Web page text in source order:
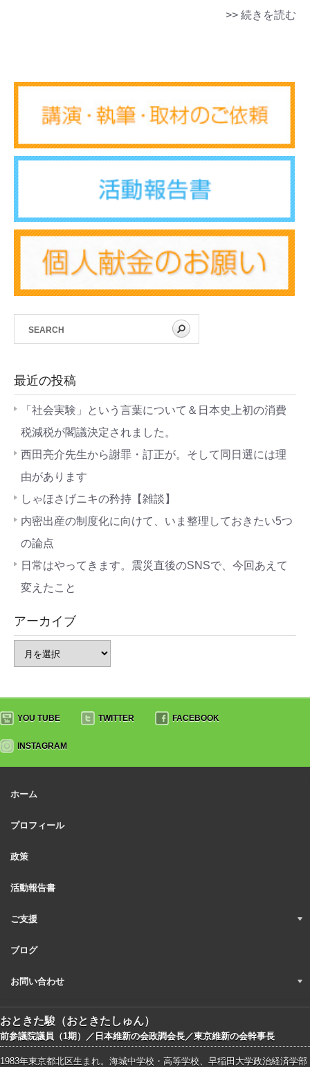
>> 続きを読む
最近の投稿
「社会実験」という言葉について＆日本史上初の消費
税減税が閣議決定されました。
西田亮介先生から謝罪・訂正が。そして同日選には理
由があります
しゃほさげニキの矜持【雑談】
内密出産の制度化に向けて、いま整理しておきたい5つ
の論点
日常はやってきます。震災直後のSNSで、今回あえて
変えたこと
アーカイブ
YOU TUBE TWITTER FACEBOOK
INSTAGRAM
ホーム
プロフィール
政策
活動報告書
ご支援
ブログ
お問い合わせ
おときた駿（おときたしゅん）
前参議院議員（1期）／日本維新の会政調会長／東京維新の会幹事長
1983年東京都北区生まれ。海城中学校・高等学校、早稲田大学政治経済学部